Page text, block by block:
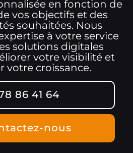
en fonction de
vos objectifs et des
souhaitées. Nous
à votre service
solutions digitales
votre visibilité et
votre croissance.
86 41 64
nous